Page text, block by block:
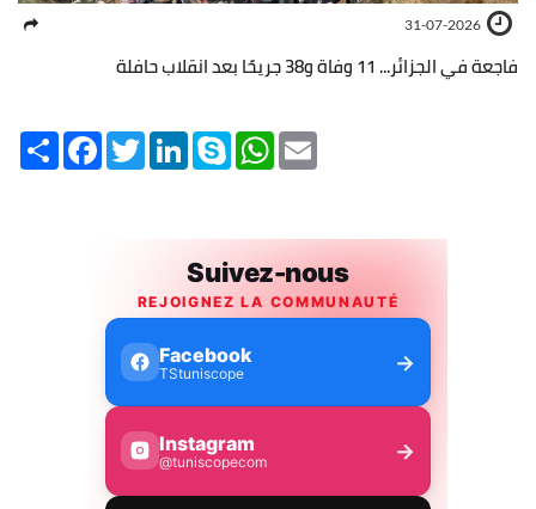
31-07-2026
فاجعة في الجزائر... 11 وفاة و38 جريحًا بعد انقلاب حافلة
Share FacebookTwitterLinkedInSkype WhatsApp